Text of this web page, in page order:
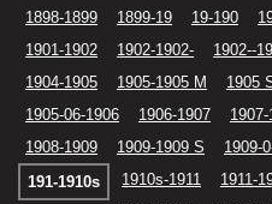
1898-1899
1899-19 19-190
1901-1902
1902-1902- 1902--
1904-1905
1905-1905 M 1905
1905-06-1906
1906-1907
1908-1909
1909-1909 S 1909-
191-1910s
1910s-1911 1911-